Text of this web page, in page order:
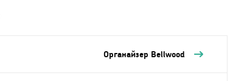
Органайзер Bellwood